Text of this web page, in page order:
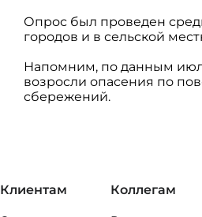
Опрос был проведен
городов и в сельской
Напомним, по данным
возросли опасения по
сбережений.
Клиентам Коллегам